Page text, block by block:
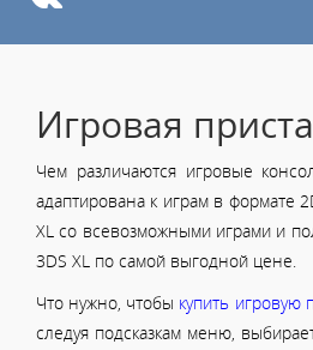
Игровая
Чем различаются игровые
адаптирована к играм в формате
XL со всевозможными играми и
3DS XL по самой выгодной цене.
Что нужно, чтобы купить игровую
следуя подсказкам меню,